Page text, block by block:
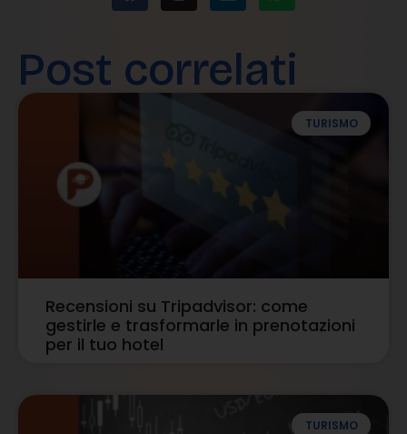
Post correlati
TURISMO
Recensioni su Tripadvisor: come
gestirle e trasformarle in prenotazioni
per il tuo hotel
TURISMO